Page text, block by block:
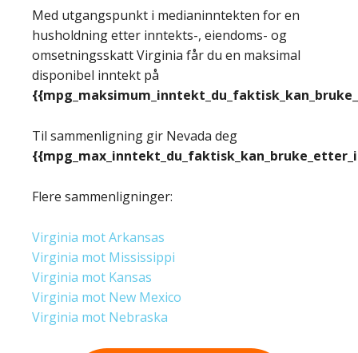
Med utgangspunkt i medianinntekten for en
husholdning etter inntekts-, eiendoms- og
omsetningsskatt Virginia får du en maksimal
disponibel inntekt på
Til sammenligning gir Nevada deg
Flere sammenligninger:
Virginia mot Arkansas
Virginia mot Mississippi
Virginia mot Kansas
Virginia mot New Mexico
Virginia mot Nebraska